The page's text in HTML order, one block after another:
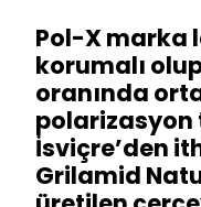
Pol-X marka
korumalı
oranında
polarizasyon
İsviçre’den
Grilamid